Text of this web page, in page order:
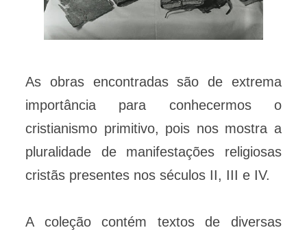
As obras encontradas são de extrema
importância para conhecermos o
cristianismo primitivo, pois nos mostra a
pluralidade de manifestações religiosas
cristãs presentes nos séculos II, III e IV.
A coleção contém textos de diversas